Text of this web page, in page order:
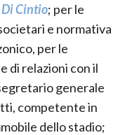
Di Cintio; per le
e normativa
per le
di relazioni con il
generale
competente in
dello stadio;